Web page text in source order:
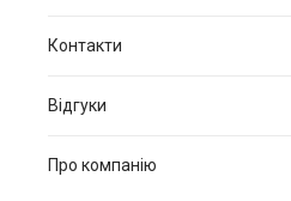
Контакти
Відгуки
Про компанію